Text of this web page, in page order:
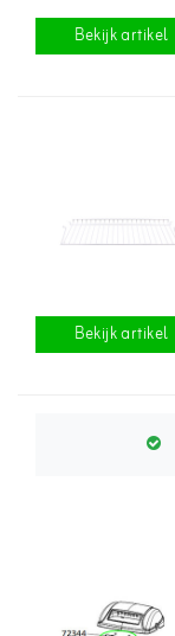
Bekijk artikel
Bekijk artikel